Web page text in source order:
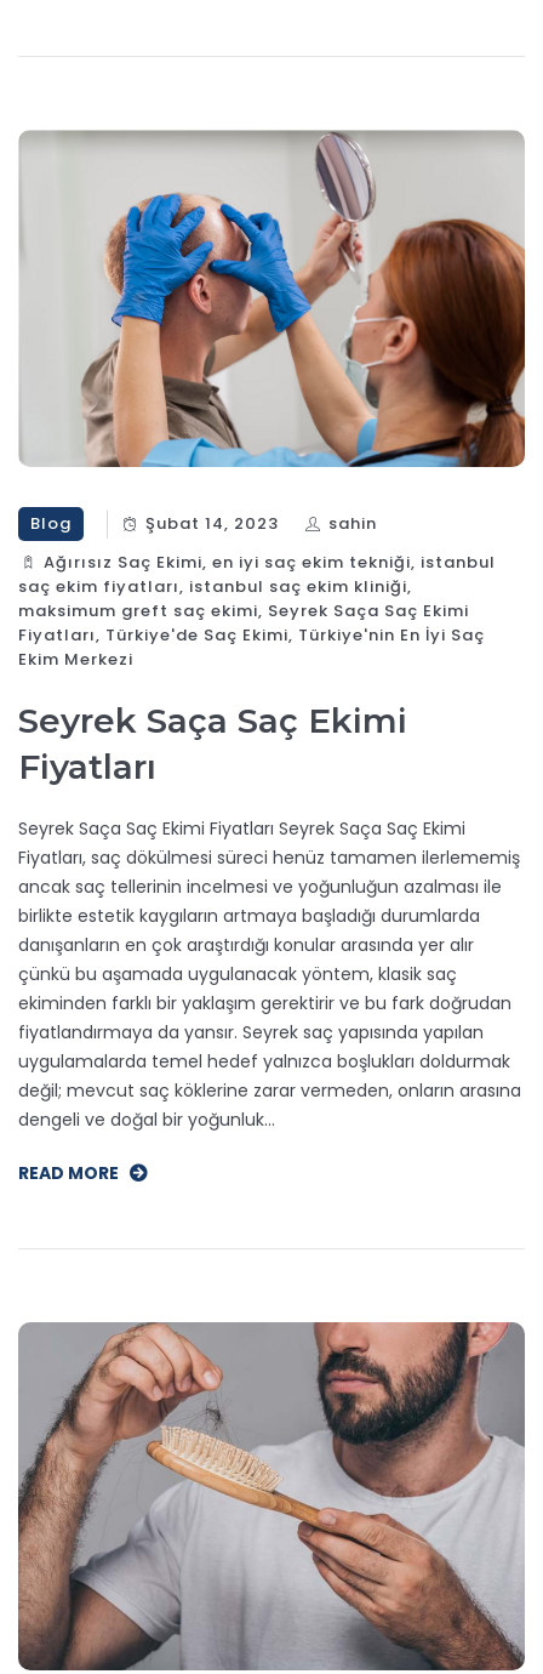
Blog Şubat 14, 2023
sahin
Ağırısız Saç Ekimi, en iyi saç ekim tekniği, istanbul
saç ekim fiyatları, istanbul saç ekim kliniği,
maksimum greft saç ekimi, Seyrek Saça Saç Ekimi
Fiyatları, Türkiye'de Saç Ekimi, Türkiye'nin En İyi Saç
Ekim Merkezi
Seyrek Saça Saç Ekimi
Fiyatları
Seyrek Saça Saç Ekimi Fiyatları Seyrek Saça Saç Ekimi
Fiyatları, saç dökülmesi süreci henüz tamamen ilerlememiş
ancak saç tellerinin incelmesi ve yoğunluğun azalması ile
birlikte estetik kaygıların artmaya başladığı durumlarda
danışanların en çok araştırdığı konular arasında yer alır
çünkü bu aşamada uygulanacak yöntem, klasik saç
ekiminden farklı bir yaklaşım gerektirir ve bu fark doğrudan
fiyatlandırmaya da yansır. Seyrek saç yapısında yapılan
uygulamalarda temel hedef yalnızca boşlukları doldurmak
değil; mevcut saç köklerine zarar vermeden, onların arasına
dengeli ve doğal bir yoğunluk…
READ MORE